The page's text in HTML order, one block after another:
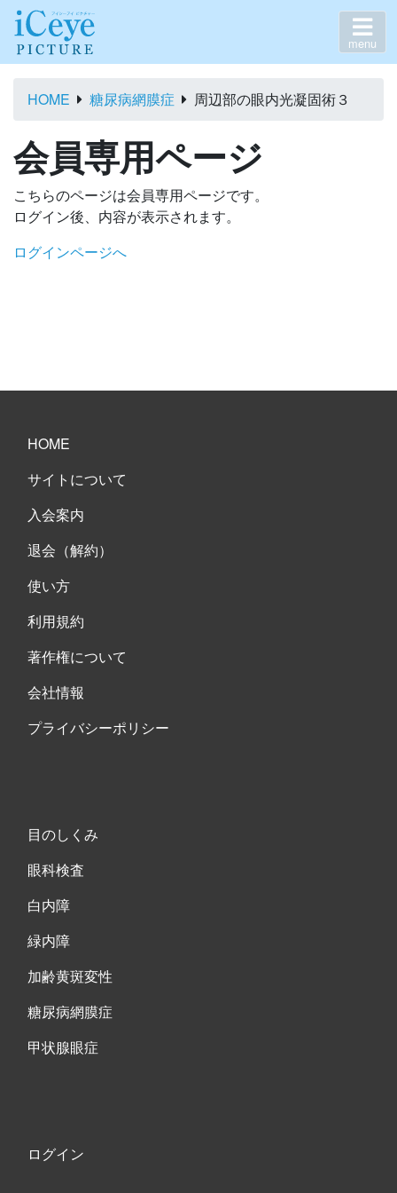
menu
HOME 糖尿病網膜症 周辺部の眼内光凝固術３
会員専用ページ
こちらのページは会員専用ページです。
ログイン後、内容が表示されます。
ログインページへ
HOME
サイトについて
入会案内
退会（解約）
使い方
利用規約
著作権について
会社情報
プライバシーポリシー
目のしくみ
眼科検査
白内障
緑内障
加齢黄斑変性
糖尿病網膜症
甲状腺眼症
ログイン